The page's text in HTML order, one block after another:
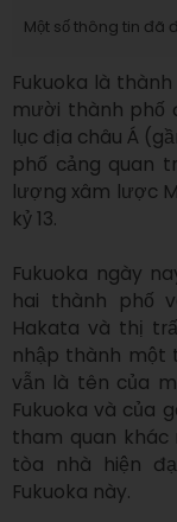
Một số thông tin đã
Fukuoka là
mười thành phố
lục địa châu Á
phố cảng quan
lượng xâm lược
kỷ 13.
Fukuoka ngày
hai thành phố
Hakata và thị
nhập thành một
vẫn là tên của
Fukuoka và của
tham quan khác
tòa nhà hiện
Fukuoka này.